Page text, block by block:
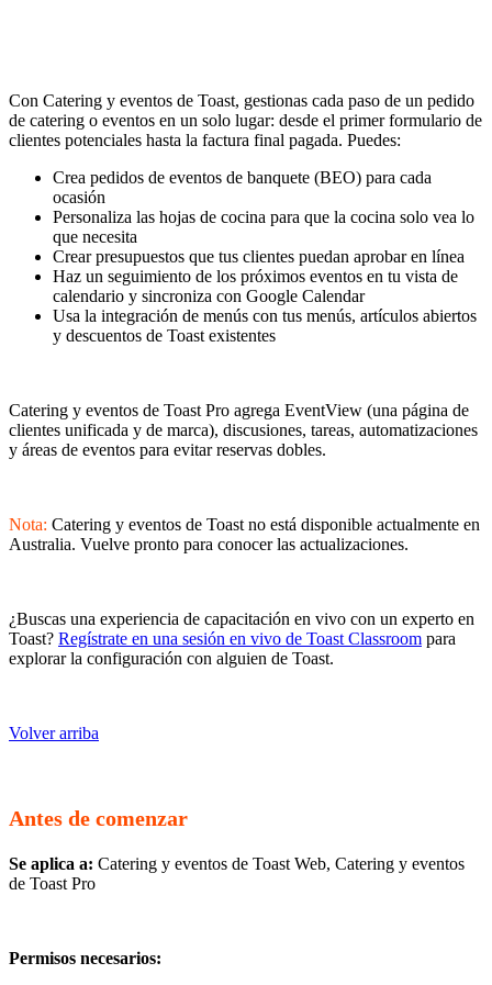
Con Catering y eventos de Toast, gestionas cada paso de un pedido
de catering o eventos en un solo lugar: desde el primer formulario de
clientes potenciales hasta la factura final pagada. Puedes:
Crea pedidos de eventos de banquete (BEO) para cada
ocasión
Personaliza las hojas de cocina para que la cocina solo vea lo
que necesita
Crear presupuestos que tus clientes puedan aprobar en línea
Haz un seguimiento de los próximos eventos en tu vista de
calendario y sincroniza con Google Calendar
Usa la integración de menús con tus menús, artículos abiertos
y descuentos de Toast existentes
Catering y eventos de Toast Pro agrega EventView (una página de
clientes unificada y de marca), discusiones, tareas, automatizaciones
y áreas de eventos para evitar reservas dobles.
Nota: Catering y eventos de Toast no está disponible actualmente en
Australia. Vuelve pronto para conocer las actualizaciones.
¿Buscas una experiencia de capacitación en vivo con un experto en
Toast? Regístrate en una sesión en vivo de Toast Classroom para
explorar la configuración con alguien de Toast.
Volver arriba
Antes de comenzar
Se aplica a: Catering y eventos de Toast Web, Catering y eventos
de Toast Pro
Permisos necesarios: